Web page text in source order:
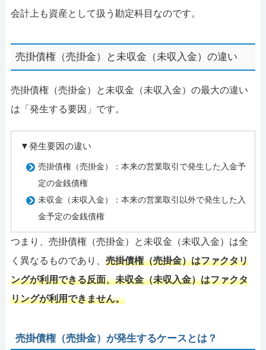
会計上も資産として扱う勘定科目なのです。
売掛債権（売掛金）と未収金（未収入金）の違い
売掛債権（売掛金）と未収金（未収入金）の最大の違い
は「発生する要因」です。
▼発生要因の違い
売掛債権（売掛金）：本来の営業取引で発生した入金予
定の金銭債権
未収金（未収入金）：本来の営業取引以外で発生した入
金予定の金銭債権
つまり、売掛債権（売掛金）と未収金（未収入金）は全
く異なるものであり、 売掛債権（売掛金）はファクタリ
ングが利用できる反面、未収金（未収入金）はファクタ
リングが利用できません。
売掛債権（売掛金）が発生するケースとは？